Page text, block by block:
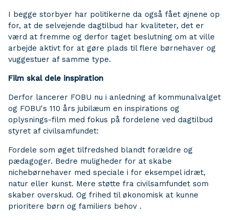
I begge storbyer har politikerne da også fået øjnene op
for, at de selvejende dagtilbud har kvaliteter, det er
værd at fremme og derfor taget beslutning om at ville
arbejde aktivt for at gøre plads til flere børnehaver og
vuggestuer af samme type.
Film skal dele inspiration
Derfor lancerer FOBU nu i anledning af kommunalvalget
og FOBU's 110 års jubilæum en inspirations og
oplysnings-film med fokus på fordelene ved dagtilbud
styret af civilsamfundet:
Fordele som øget tilfredshed blandt forældre og
pædagoger. Bedre muligheder for at skabe
nichebørnehaver med speciale i for eksempel idræt,
natur eller kunst. Mere støtte fra civilsamfundet som
skaber overskud. Og frihed til økonomisk at kunne
prioritere børn og familiers behov .